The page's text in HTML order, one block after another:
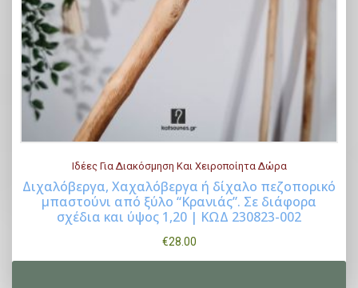
Buy Now
Ιδέες Για Διακόσμηση Και Χειροποίητα Δώρα
Διχαλόβεργα, Χαχαλόβεργα ή δίχαλο πεζοπορικό
μπαστούνι από ξύλο “Κρανιάς”. Σε διάφορα
σχέδια και ύψος 1,20 | ΚΩΔ 230823-002
€28.00